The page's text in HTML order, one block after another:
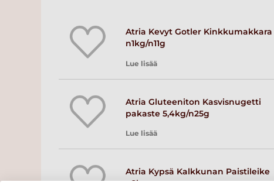
Atria Kevyt Gotler Kinkkumakkara
n1kg/n11g
Lue lisää
Atria Gluteeniton Kasvisnugetti
pakaste 5,4kg/n25g
Lue lisää
Atria Kypsä Kalkkunan Paistileike
n2kg